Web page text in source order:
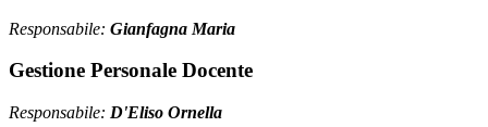
Responsabile: Gianfagna Maria
Gestione Personale Docente
Responsabile: D'Eliso Ornella